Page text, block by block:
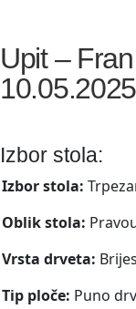
Upit –
Izbor stola:
Izbor stola:
Oblik stola:
Vrsta drveta:
Tip ploče: Puno